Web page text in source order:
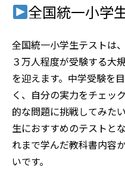
全国統一小学
全国統一小学生テストは
３万人程度が受験する大
を迎えます。中学受験を
く、自分の実力をチェッ
的な問題に挑戦してみた
生におすすめのテストと
れまで学んだ教科書内容
いです。